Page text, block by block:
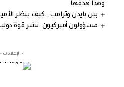
وهذا هدفها
بين بايدن وترامب.. كيف ينظر
مسؤولون أميركيون: نشر قوة دولية
- الإعلانات -